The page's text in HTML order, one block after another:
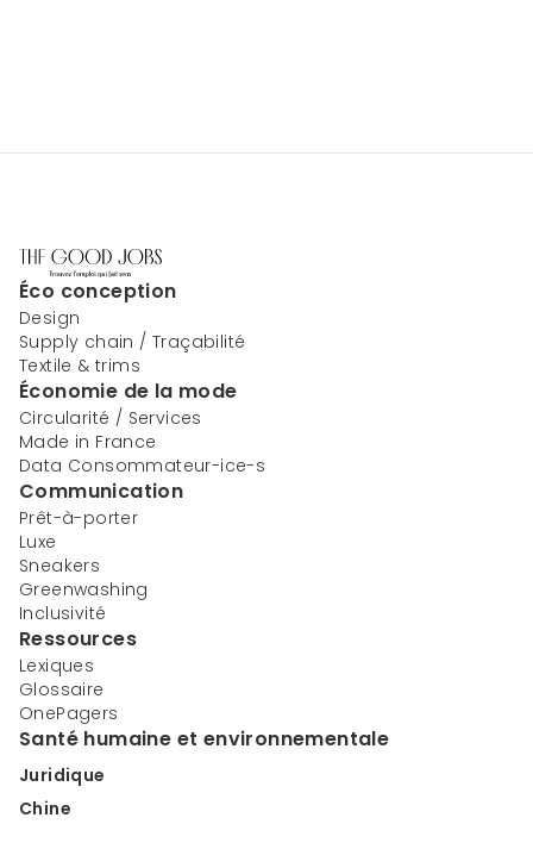
Éco conception
Design
Supply chain / Traçabilité
Textile & trims
Économie de la mode
Circularité / Services
Made in France
Data Consommateur-ice-s
Communication
Prêt-à-porter
Luxe
Sneakers
Greenwashing
Inclusivité
Ressources
Lexiques
Glossaire
OnePagers
Santé humaine et environnementale
Juridique
Chine